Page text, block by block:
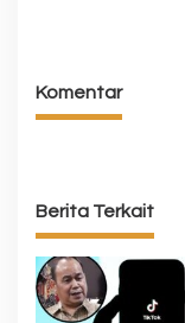
Komentar
Berita Terkait